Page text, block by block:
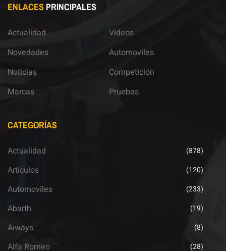
ENLACES PRINCIPALES
Actualidad
Novedades
Noticias
Marcas
Vídeos
Automoviles
Competición
Pruebas
CATEGORÍAS
Actualidad (878)
Artículos (120)
Automoviles (233)
Abarth (19)
Aiways (8)
Alfa Romeo (28)